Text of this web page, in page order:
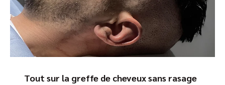
Tout sur la greffe de cheveux sans rasage